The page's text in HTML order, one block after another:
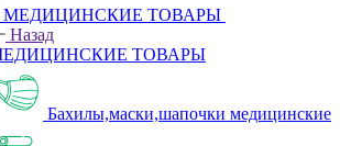
МЕДИЦИНСКИЕ ТОВАРЫ
Назад
ТОВАРЫ
Бахилы,маски,шапочки медицинские